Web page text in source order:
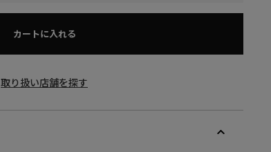
カートに入れる
取り扱い店舗を探す